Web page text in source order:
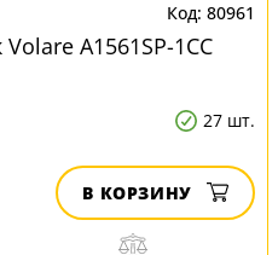
80961
A1561SP-1CC
27 шт.
В КОРЗИНУ